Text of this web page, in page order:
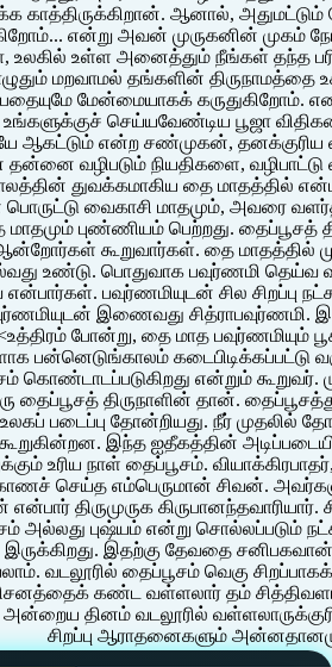
காத்திருக்கிறான். ஆனால்,
என்று அவன் முருகனின் முகம்
உலகில் உள்ள அனைத்தும் நீங்கள் தந்த
மறவாமல் தங்களின் திருநாமத்தை
மேன்மையாகக் கருதுகிறோம்.
செய்யவேண்டிய பூஜா
ஆகட்டும் என்ற சண்முகன், தனக்குரிய
தன்னை வழிபடும் நியதிகளை,
துவக்கமாகிய தை மாதத்தில்
பொருட்டு வைகாசி மாதமும், அவரை
மாதமும் புண்ணியம் பெற்றது. தைப்பூசத்
கூறுவார்கள். தை மாதத்தில்
உண்டு. பொதுவாக பவுர்ணமி தெய்வ
பவுர்ணமியுடன் சில சிறப்பு
இணைவது சித்ராபவுர்ணமி.
போன்று, தை மாத பவுர்ணமியும்
பன்னெடுங்காலம்
கொண்டாடப்படுகிறது என்றும்
தைப்பூசத் திருநாளின் தான்.
படைப்பு தோன்றியது. நீர் முதலில்
இந்த ஐதீகத்தின்
உரிய நாள் தைப்பூசம்.
செய்த எம்பெருமான் சிவன்.
என்பார் திருமுருக
அல்லது புஷ்யம் என்று சொல்லப்படும்
இருக்கிறது. இதற்கு தேவதை
வடலூரில் தைப்பூசம் வெகு
கண்ட வள்ளலார் தம்
தினம் வடலூரில்
சிறப்பு ஆராதனைகளும்